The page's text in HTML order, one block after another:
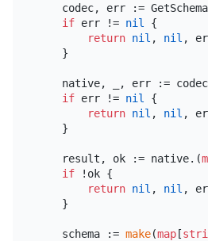
codec, err :=
if err != nil
{
return nil , nil ,
    }
native, _, err :=
if err != nil
{
return nil , nil ,
    }
    result, ok := native.(
if !ok {
return nil , nil ,
    }
    schema :=
make(map[